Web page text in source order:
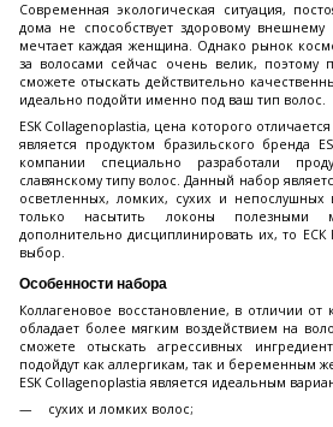
Современная экологическая ситуация,
дома не способствует здоровому
мечтает каждая женщина. Однако рынок
за волосами сейчас очень велик, поэтому
сможете отыскать действительно
идеально подойти именно под ваш тип волос.
ESK Collagenoplastia, цена которого
является продуктом бразильского бренда
компании специально разработали
славянскому типу волос. Данный набор
осветленных, ломких, сухих и
только насытить локоны полезными
дополнительно дисциплинировать их, то ЕСК
выбор.
Особенности набора
Коллагеновое восстановление, в отличии от
обладает более мягким воздействием на
сможете отыскать агрессивных
подойдут как аллергикам, так и беременным
ESK Collagenoplastia является идеальным
сухих и ломких волос;